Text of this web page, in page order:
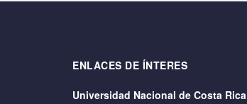
ENLACES DE ÍNTERES
Universidad Nacional de Costa Rica